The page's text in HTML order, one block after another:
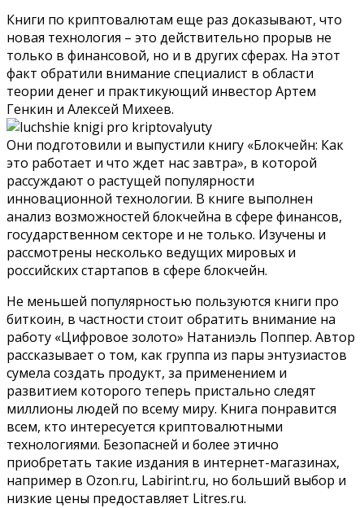
Книги по криптовалютам еще раз доказывают, что
новая технология – это действительно прорыв не
только в финансовой, но и в других сферах. На этот
факт обратили внимание специалист в области
теории денег и практикующий инвестор Артем
Генкин и Алексей Михеев.
Они подготовили и выпустили книгу «Блокчейн: Как
это работает и что ждет нас завтра», в которой
рассуждают о растущей популярности
инновационной технологии. В книге выполнен
анализ возможностей блокчейна в сфере финансов,
государственном секторе и не только. Изучены и
рассмотрены несколько ведущих мировых и
российских стартапов в сфере блокчейн.
Не меньшей популярностью пользуются книги про
биткоин, в частности стоит обратить внимание на
работу «Цифровое золото» Натаниэль Поппер. Автор
рассказывает о том, как группа из пары энтузиастов
сумела создать продукт, за применением и
развитием которого теперь пристально следят
миллионы людей по всему миру. Книга понравится
всем, кто интересуется криптовалютными
технологиями. Безопасней и более этично
приобретать такие издания в интернет-магазинах,
например в Ozon.ru, Labirint.ru, но больший выбор и
низкие цены предоставляет Litres.ru.